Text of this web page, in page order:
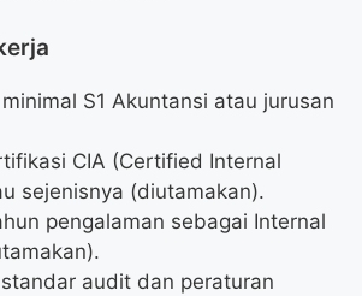
S1 Akuntansi atau jurusan
CIA (Certified Internal
sejenisnya (diutamakan).
pengalaman sebagai Internal
audit dan peraturan